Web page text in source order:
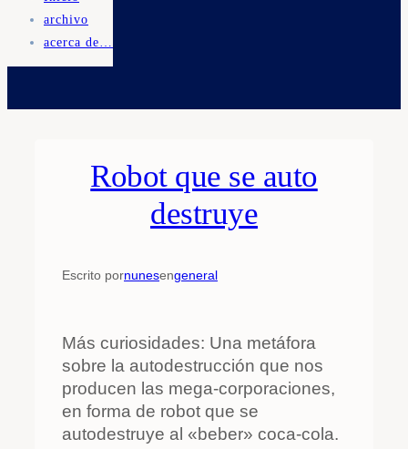
archivo
acerca de…
Robot que se auto
destruye
Escrito pornunesengeneral
Más curiosidades: Una metáfora
sobre la autodestrucción que nos
producen las mega-corporaciones,
en forma de robot que se
autodestruye al «beber» coca-cola.